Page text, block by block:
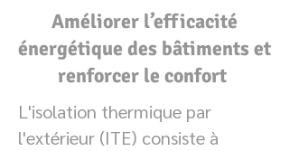
Améliorer l’efficacité
énergétique des bâtiments et
renforcer le confort
L'isolation thermique par
l'extérieur (ITE) consiste à